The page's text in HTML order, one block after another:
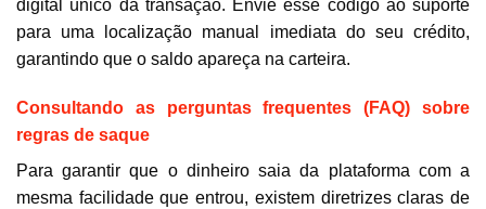
digital único da transação. Envie esse código ao suporte
para uma localização manual imediata do seu crédito,
garantindo que o saldo apareça na carteira.
Consultando as perguntas frequentes (FAQ) sobre
regras de saque
Para garantir que o dinheiro saia da plataforma com a
mesma facilidade que entrou, existem diretrizes claras de